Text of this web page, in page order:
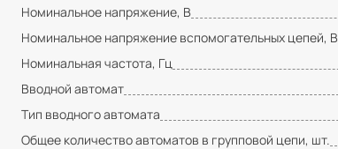
Номинальное напряжение, В
Номинальное напряжение вспомогательных цепей, В
Номинальная частота, Гц
Вводной автомат
Тип вводного автомата
Общее количество автоматов в групповой цепи, шт.